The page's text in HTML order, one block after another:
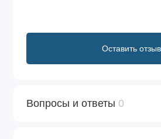
Оставить отзыв
Вопросы и ответы 0